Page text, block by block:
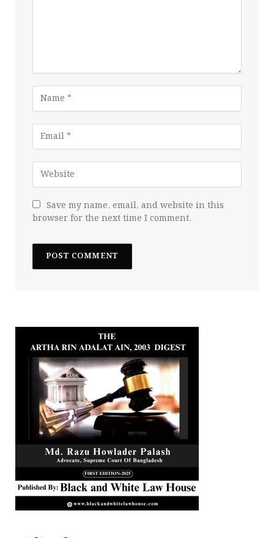
Save my name, email, and website in this
browser for the next time I comment.